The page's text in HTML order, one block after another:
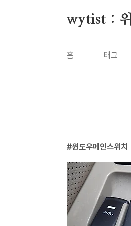
wytist :
홈 태그
윈도우메인스위치